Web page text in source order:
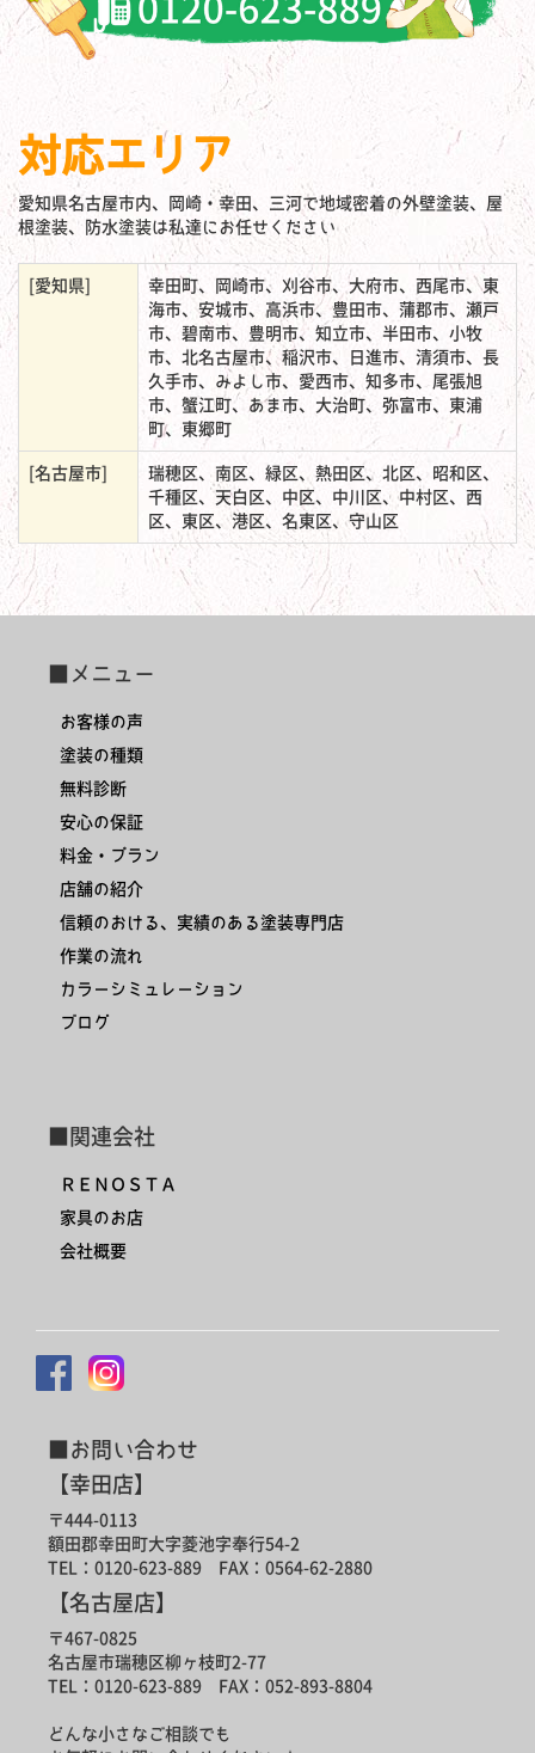
対応エリア
愛知県名古屋市内、岡崎・幸田、三河で地域密着の外壁塗装、屋
根塗装、防水塗装は私達にお任せください
[愛知県]
幸田町、岡崎市、刈谷市、大府市、西尾市、東
海市、安城市、高浜市、豊田市、蒲郡市、瀬戸
市、碧南市、豊明市、知立市、半田市、小牧
市、北名古屋市、稲沢市、日進市、清須市、長
久手市、みよし市、愛西市、知多市、尾張旭
市、蟹江町、あま市、大治町、弥富市、東浦
町、東郷町
[名古屋市]
瑞穂区、南区、緑区、熱田区、北区、昭和区、
千種区、天白区、中区、中川区、中村区、西
区、東区、港区、名東区、守山区
■メニュー
お客様の声
塗装の種類
無料診断
安心の保証
料金・プラン
店舗の紹介
信頼のおける、実績のある塗装専門店
作業の流れ
カラーシミュレーション
ブログ
■関連会社
ＲＥＮＯＳＴＡ
家具のお店
会社概要
■お問い合わせ
【幸田店】
〒444-0113
額田郡幸田町大字菱池字奉行54-2
TEL：0120-623-889 FAX：0564-62-2880
【名古屋店】
〒467-0825
名古屋市瑞穂区柳ヶ枝町2-77
TEL：0120-623-889 FAX：052-893-8804
どんな小さなご相談でも